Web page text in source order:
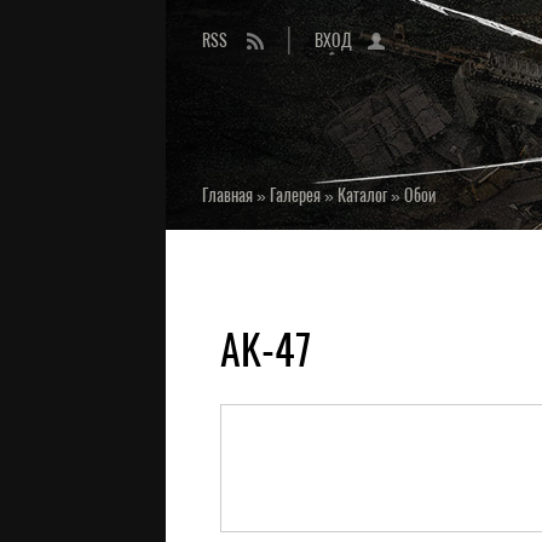
RSS ВХОД
Главная» Галерея»Каталог»Обои
AK-47